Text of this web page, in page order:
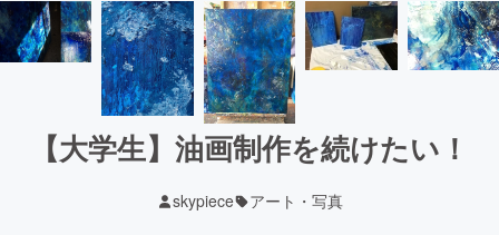
【大学生】油画制作を続けたい！
skypiece アート・写真